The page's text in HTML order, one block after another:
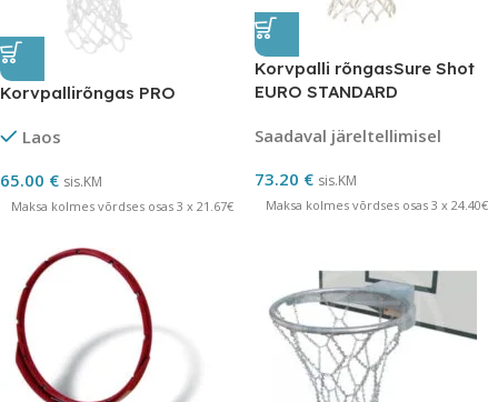
Korvpallirõngas PRO
Laos
65.00 € sis.KM
Maksa kolmes võrdses osas 3 x 21.67€
Korvpalli rõngasSure Shot
EURO STANDARD
Saadaval järeltellimisel
73.20 € sis.KM
Maksa kolmes võrdses osas 3 x 24.40€